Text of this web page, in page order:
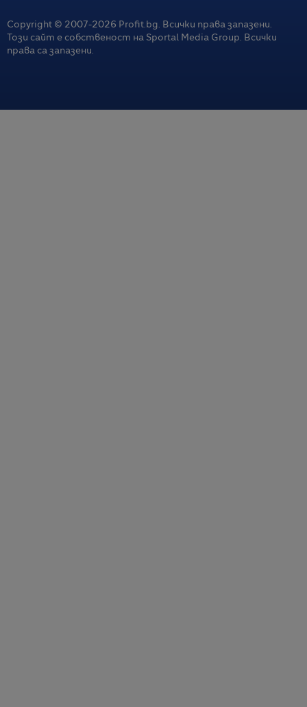
Copyright © 2007-2026 Profit.bg. Всички права запазени.
Този сайт е собственост на Sportal Media Group. Всички
права са запазени.